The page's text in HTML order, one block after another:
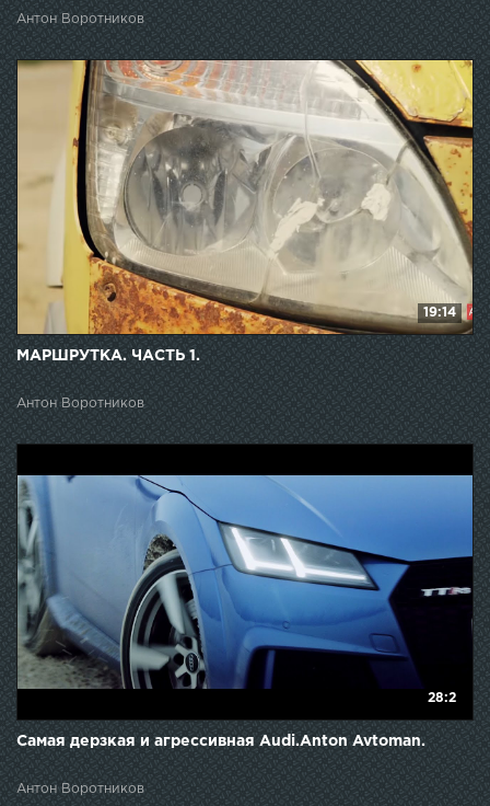
Антон Воротников
19:14
МАРШРУТКА. ЧАСТЬ 1.
Антон Воротников
28:2
Самая дерзкая и агресcивная Audi.Anton Avtoman.
Антон Воротников